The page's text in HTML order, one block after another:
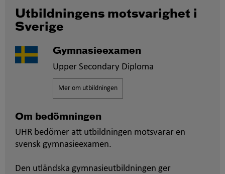
Utbildningens motsvarighet i
Sverige
Gymnasieexamen
Upper Secondary Diploma
Mer om utbildningen
Om bedömningen
UHR bedömer att utbildningen motsvarar en
svensk gymnasieexamen.
Den utländska gymnasieutbildningen ger